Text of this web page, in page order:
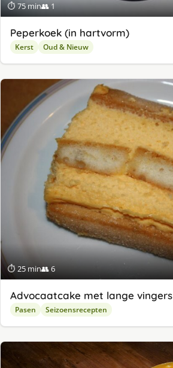
⏱ 75 min👥 1
Peperkoek (in hartvorm)
Kerst Oud & Nieuw
⏱ 25 min👥 6
Advocaatcake met lange vingers
Pasen Seizoensrecepten